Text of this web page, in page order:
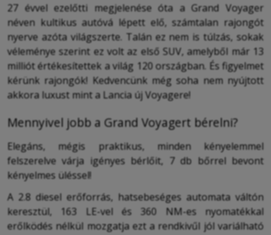
27 évvel ezelőtti megjelenése óta a Grand Voyager
néven kultikus autóvá lépett elő, számtalan rajongót
nyerve azóta világszerte. Talán ez nem is túlzás, sokak
véleménye szerint ez volt az első SUV, amelyből már 13
milliót értékesítettek a világ 120 országban. És figyelmet
kérünk rajongók! Kedvencünk még soha nem nyújtott
akkora luxust mint a Lancia új Voyagere!
Mennyivel jobb a Grand Voyagert bérelni?
Elegáns, mégis praktikus, minden kényelemmel
felszerelve várja igényes bérlőit, 7 db bőrrel bevont
kényelmes üléssel!
A 2.8 diesel erőforrás, hatsebeséges automata váltón
keresztül, 163 LE-vel és 360 NM-es nyomatékkal
erőlködés nélkül mozgatja ezt a rendkivűl jól variálható